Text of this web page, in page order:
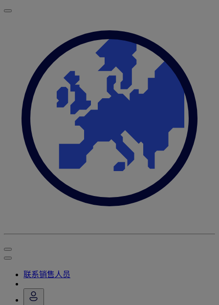
联系销售人员